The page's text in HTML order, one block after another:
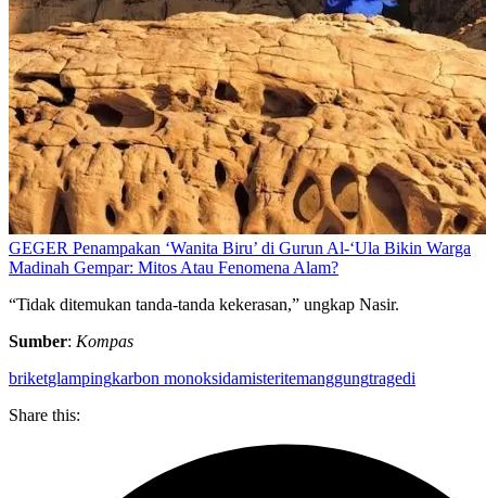
GEGER Penampakan ‘Wanita Biru’ di Gurun Al-‘Ula Bikin Warga
Madinah Gempar: Mitos Atau Fenomena Alam?
“Tidak ditemukan tanda-tanda kekerasan,” ungkap Nasir.
Sumber: Kompas
briketglampingkarbon monoksidamisteritemanggungtragedi
Share this: